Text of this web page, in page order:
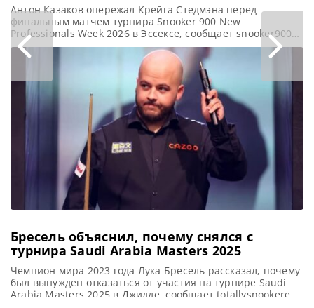
Антон Казаков опережал Крейга Стедмэна перед
финальным матчем турнира Snooker 900 New
Professionals Week 2026 в Эссексе, сообщает snooker900
Битва в финале турнира Snooker 900 New Professionals,
состоящего из девяти фреймов, была захватывающей до
последней секунды. К тому моменту каждый из шести
участников уже сыграл по четыре матча. И атмосфера в
зале становилась все более
Бресель объяснил, почему снялся с
турнира Saudi Arabia Masters 2025
Чемпион мира 2023 года Лука Бресель рассказал, почему
был вынужден отказаться от участия на турнире Saudi
Arabia Masters 2025 в Джидде, сообщает totallysnookered